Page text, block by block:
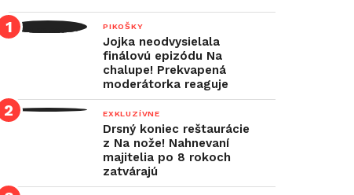
PIKOŠKY
Jojka neodvysielala
finálovú epizódu Na
chalupe! Prekvapená
moderátorka reaguje
EXKLUZÍVNE
Drsný koniec reštaurácie
z Na nože! Nahnevaní
majitelia po 8 rokoch
zatvárajú